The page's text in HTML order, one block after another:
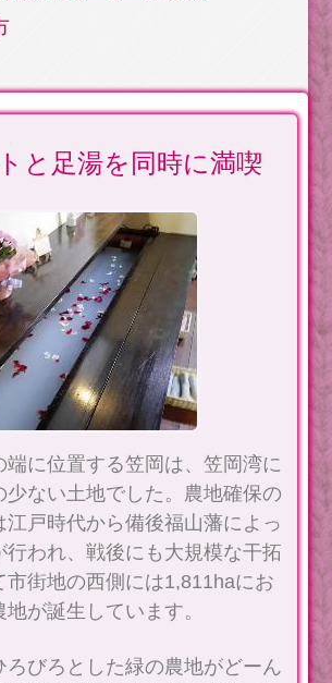
と足湯を同時に満喫
端に位置する笠岡は、笠岡湾に
少ない土地でした。農地確保の
江戸時代から備後福山藩によっ
行われ、戦後にも大規模な干拓
市街地の西側には1,811haにお
が誕生しています。
ろびろとした緑の農地がどーん